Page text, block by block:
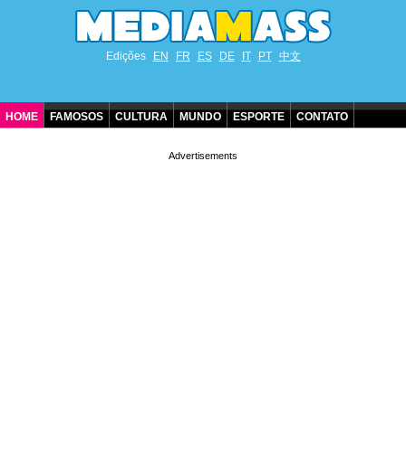
Edições EN FR ES DE IT PT 中文
HOME FAMOSOS CULTURA MUNDO ESPORTE CONTATO